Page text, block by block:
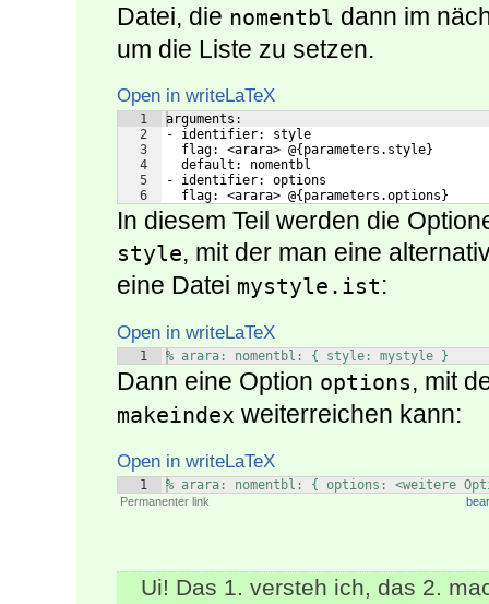
Datei, die nomentbl dann im
um die Liste zu setzen.
Open in writeLaTeX
1
2
3
4
5
6
arguments:
- identifier: style
  flag: <arara> @{parameters.style}
  default: nomentbl
- identifier: options
  flag: <arara> @{parameters.options}
In diesem Teil werden die
style, mit der man eine
eine Datei mystyle.ist:
Open in writeLaTeX
1 % arara: nomentbl: { style: mystyle }
Dann eine Option options, mit
makeindex weiterreichen kann:
Open in writeLaTeX
1 % arara: nomentbl: { options: <weitere
Permanenter link
Ui! Das 1. versteh ich, das 2.